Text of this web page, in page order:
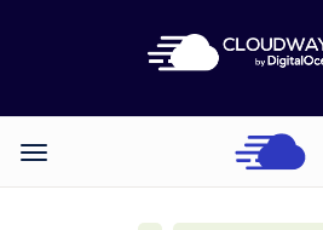
Categories